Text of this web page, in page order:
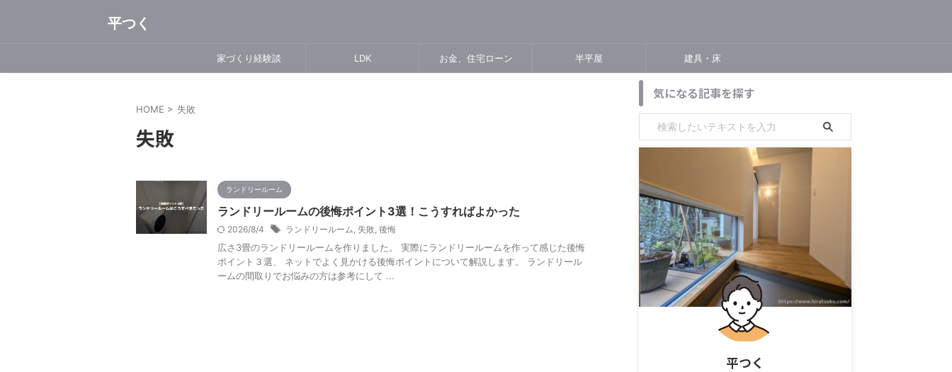
平つく
家づくり経験談 LDK お金、住宅ローン 半平屋 建具・床
HOME > 失敗
失敗
ランドリールーム
ランドリールームの後悔ポイント3選！こうすればよかった
2026/8/4 ランドリールーム, 失敗, 後悔
広さ3畳のランドリールームを作りました。 実際にランドリールームを作って感じた後悔
ポイント３選、 ネットでよく見かける後悔ポイントについて解説します。 ランドリール
ームの間取りでお悩みの方は参考にして ...
気になる記事を探す
平つく